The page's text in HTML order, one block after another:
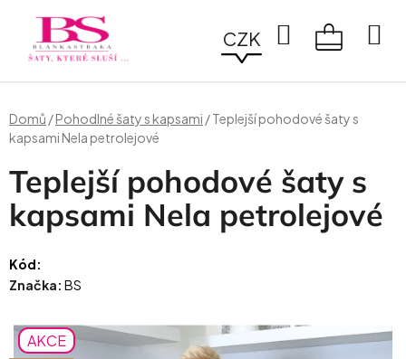
obsah
CZK
Hledat
Domů /Pohodlné šaty s kapsami /Teplejší pohodové šaty s
kapsami Nela petrolejové
Teplejší pohodové šaty s
kapsami Nela petrolejové
Kód:
Značka: BS
AKCE